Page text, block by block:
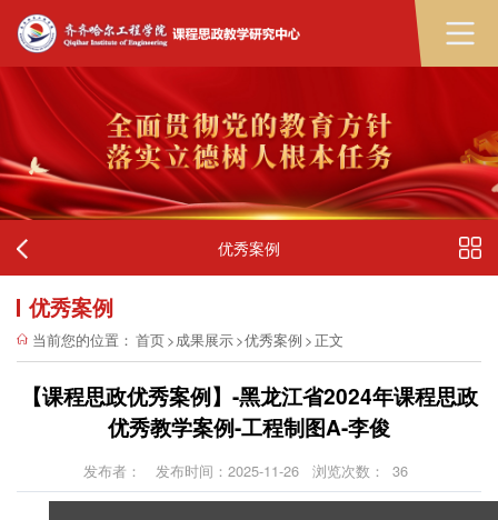
优秀案例
优秀案例
当前您的位置： 首页>成果展示>优秀案例 >正文
【课程思政优秀案例】-黑龙江省2024年课程思政
优秀教学案例-工程制图A-李俊
发布者： 发布时间：2025-11-26 浏览次数： 36